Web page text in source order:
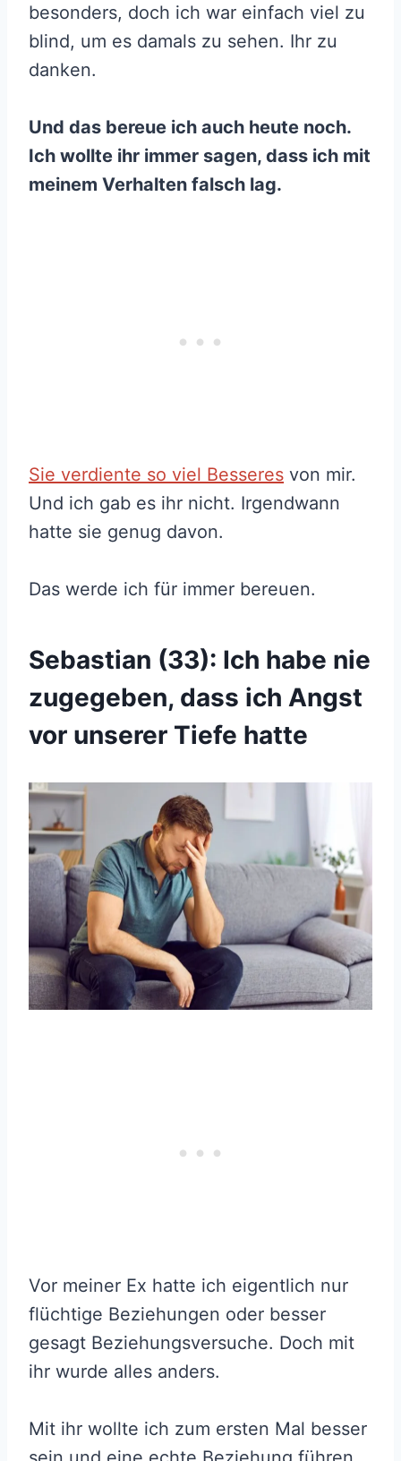
besonders, doch ich war einfach viel zu
blind, um es damals zu sehen. Ihr zu
danken.
Und das bereue ich auch heute noch.
Ich wollte ihr immer sagen, dass ich mit
meinem Verhalten falsch lag.
Sie verdiente so viel Besseres von mir.
Und ich gab es ihr nicht. Irgendwann
hatte sie genug davon.
Das werde ich für immer bereuen.
Sebastian (33): Ich habe nie
zugegeben, dass ich Angst
vor unserer Tiefe hatte
Vor meiner Ex hatte ich eigentlich nur
flüchtige Beziehungen oder besser
gesagt Beziehungsversuche. Doch mit
ihr wurde alles anders.
Mit ihr wollte ich zum ersten Mal besser